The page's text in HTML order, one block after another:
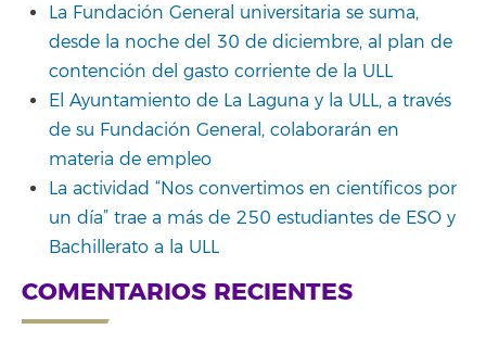
La Fundación General universitaria se suma,
desde la noche del 30 de diciembre, al plan de
contención del gasto corriente de la ULL
El Ayuntamiento de La Laguna y la ULL, a través
de su Fundación General, colaborarán en
materia de empleo
La actividad “Nos convertimos en científicos por
un día” trae a más de 250 estudiantes de ESO y
Bachillerato a la ULL
COMENTARIOS RECIENTES